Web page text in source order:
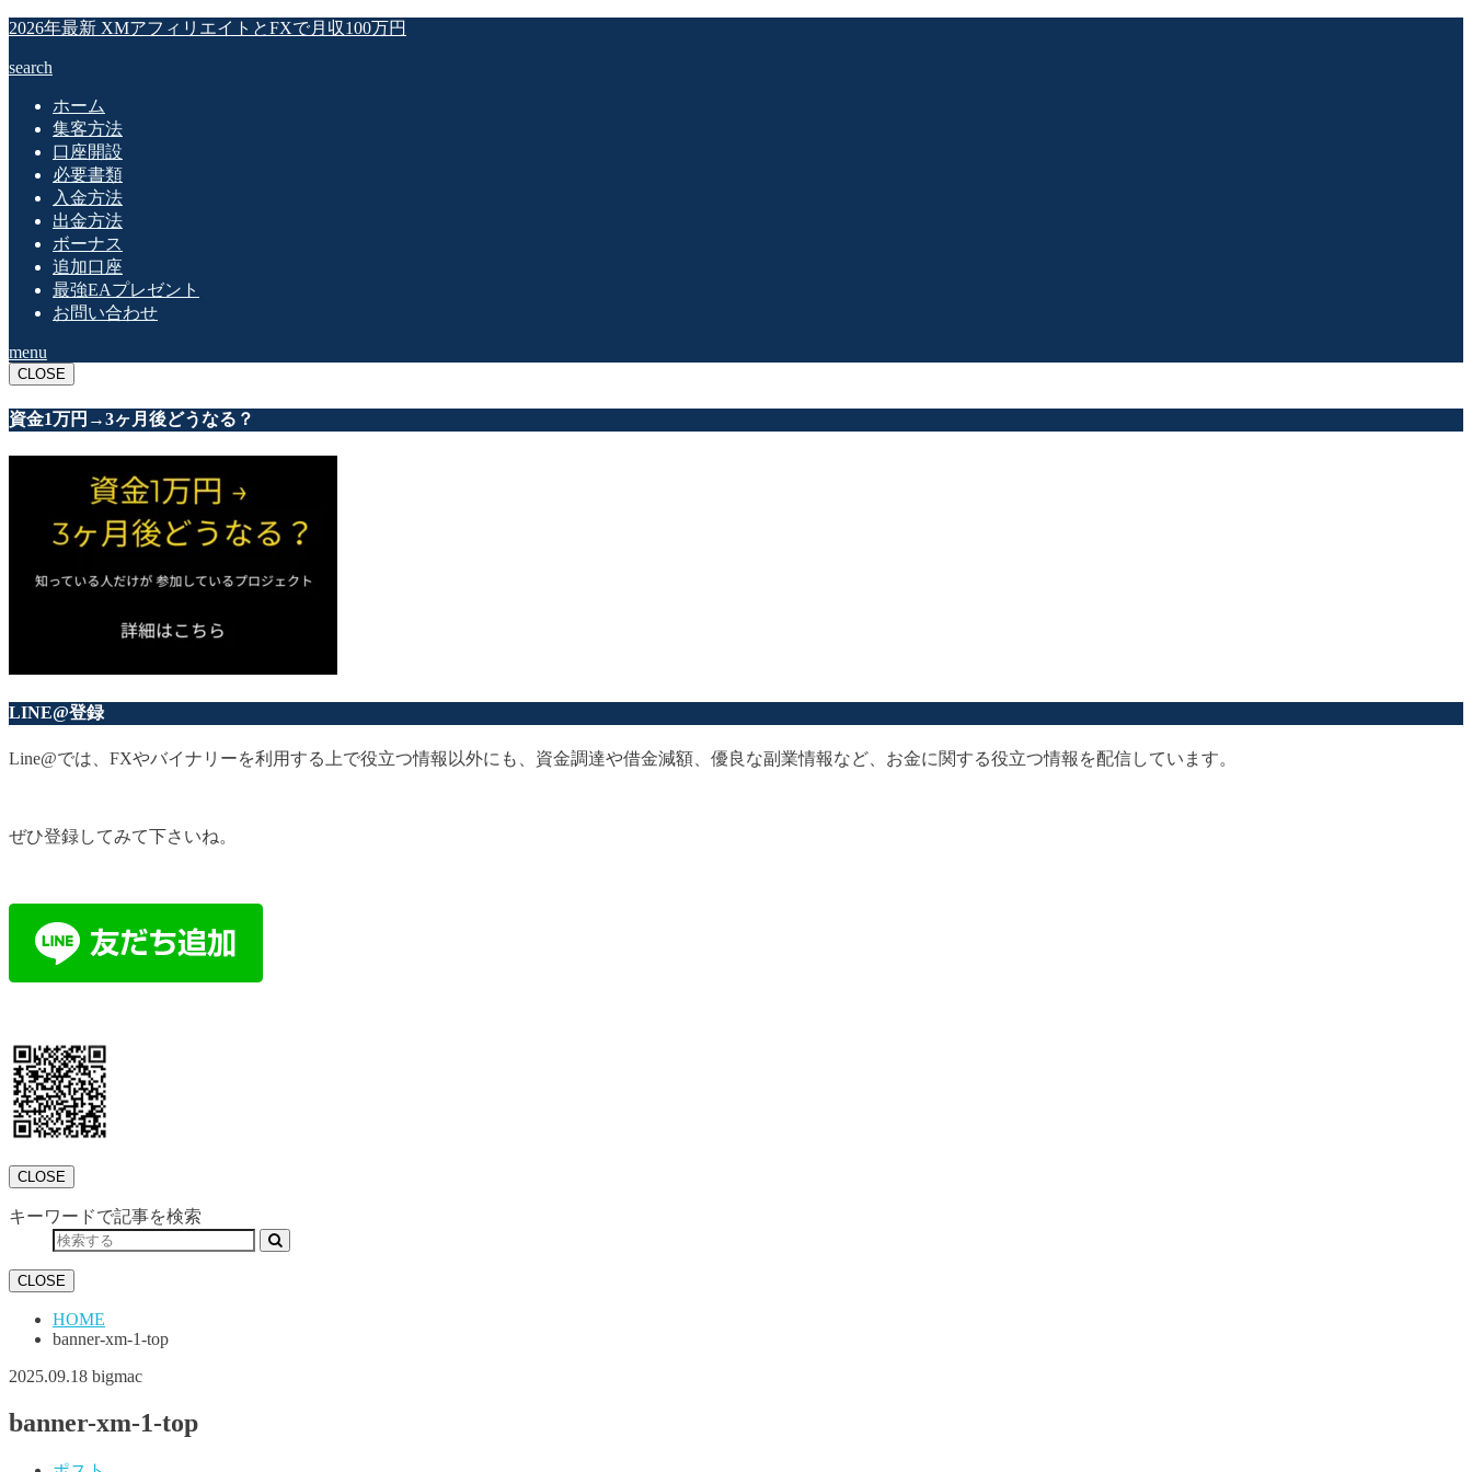
2026年最新 XMアフィリエイトとFXで月収100万円
search
ホーム
集客方法
口座開設
必要書類
入金方法
出金方法
ボーナス
追加口座
最強EAプレゼント
お問い合わせ
menu
CLOSE
資金1万円→3ヶ月後どうなる？
LINE@登録
Line@では、FXやバイナリーを利用する上で役立つ情報以外にも、資金調達や借金減額、優良な副業情報など、お金に関する役立つ情報を配信しています。
ぜひ登録してみて下さいね。
CLOSE
キーワードで記事を検索
CLOSE
HOME
banner-xm-1-top
2025.09.18 bigmac
banner-xm-1-top